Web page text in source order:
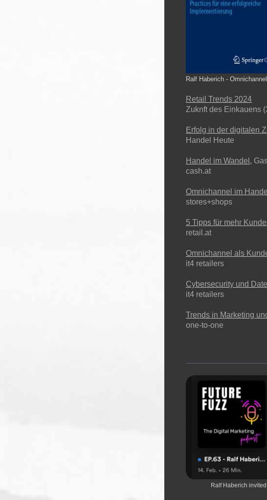
Ralf Haberich - Omnichannel
Retail Trends 2024
Zuknft des Einkauens
Erfolg in der digitalen
Handel Heute
Handel im Wandel ,
cash.at
Omnichannel im
stores+shops
5 Tipps für mehr
retail.at
Omnichannel als
it4 retailers
Cybersecurity und
it4 retailers
Trends in Marketing
one-to-one
Ralf Haberich